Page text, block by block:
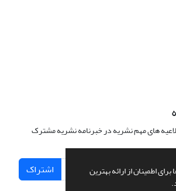
اطمینان از ارائه بهترین
های مهم نشریه در خبرنامه نشریه مشترک
اشتراک